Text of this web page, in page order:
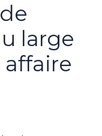
large
affaire